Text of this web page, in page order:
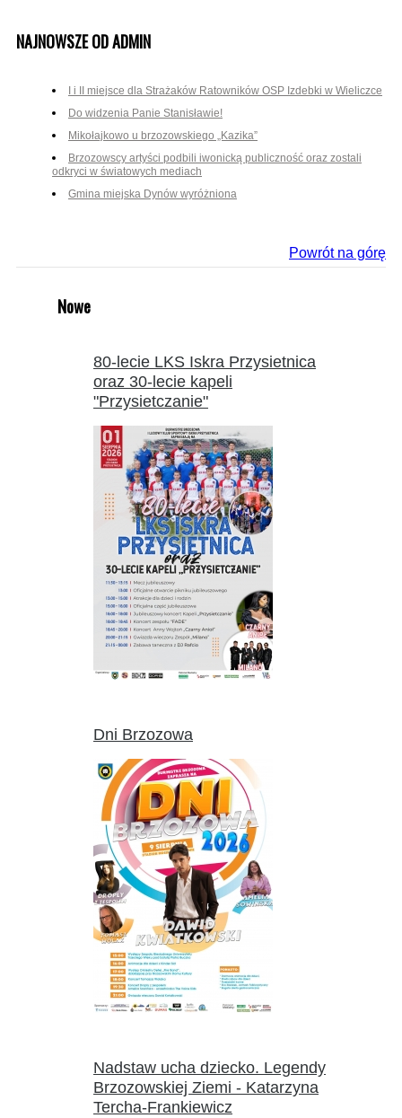
NAJNOWSZE OD ADMIN
I i II miejsce dla Strażaków Ratowników OSP Izdebki w Wieliczce
Do widzenia Panie Stanisławie!
Mikołajkowo u brzozowskiego „Kazika”
Brzozowscy artyści podbili iwonicką publiczność oraz zostali
odkryci w światowych mediach
Gmina miejska Dynów wyróżniona
Powrót na górę
Nowe
80-lecie LKS Iskra Przysietnica
oraz 30-lecie kapeli
"Przysietczanie"
Dni Brzozowa
Nadstaw ucha dziecko. Legendy
Brzozowskiej Ziemi - Katarzyna
Tercha-Frankiewicz